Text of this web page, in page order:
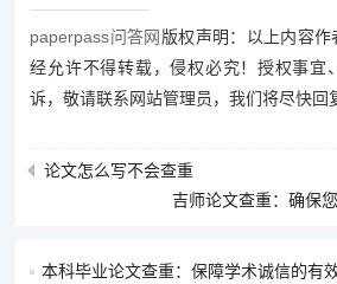
paperpass问答网 版权声明：以上内容
经允许不得转载，侵权必究！授权事宜
诉，敬请联系网站管理员，我们将尽快回
论文怎么写不会查重
吉师论文查重：确保
本科毕业论文查重：保障学术诚信的有